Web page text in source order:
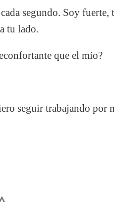
segundo. Soy fuerte,
tu lado.
que el mío?
seguir trabajando por